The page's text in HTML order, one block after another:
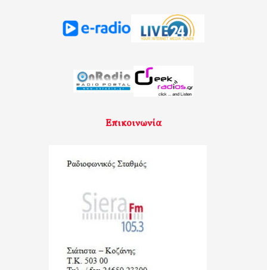
Επικοινωνία